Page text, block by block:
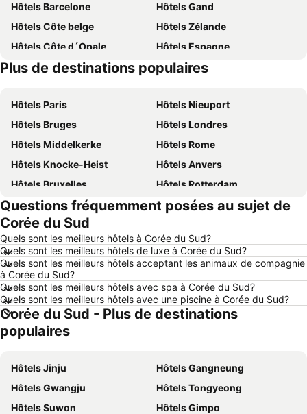
Hôtels Barcelone
Hôtels Gand
Hôtels Côte belge
Hôtels Zélande
Hôtels Côte d´Opale
Hôtels Espagne
Hôtels Ardennes belges
Hôtels France
Plus de destinations populaires
Hôtels Paris
Hôtels Nieuport
Hôtels Bruges
Hôtels Londres
Hôtels Middelkerke
Hôtels Rome
Hôtels Knocke-Heist
Hôtels Anvers
Hôtels Bruxelles
Hôtels Rotterdam
Hôtels Maastricht
Hôtels Durbuy
Hôtels Hasselt
Hôtels Boulogne-sur-Mer
Hôtels Le Coq
Hôtels Le Touquet-Paris-Plage
Hôtels Dunkerque
Hôtels Málaga
Hôtels Belgique
Hôtels Luxembourg
Hôtels Ténérife
Hôtels Majorque
Hôtels Ibiza
Hôtels Pays-Bas
Hôtels Grèce
Hôtels Île de Rhodes
Hôtels Crète
Hôtels Lac de Garde
Hôtels Costa Brava
Questions fréquemment posées au sujet de
Corée du Sud
Quels sont les meilleurs hôtels à Corée du Sud?
Quels sont les meilleurs hôtels de luxe à Corée du Sud?
Quels sont les meilleurs hôtels acceptant les animaux de compagnie
à Corée du Sud?
Quels sont les meilleurs hôtels avec spa à Corée du Sud?
Quels sont les meilleurs hôtels avec une piscine à Corée du Sud?
Corée du Sud - Plus de destinations
populaires
Hôtels Jinju
Hôtels Gangneung
Hôtels Gwangju
Hôtels Tongyeong
Hôtels Suwon
Hôtels Gimpo